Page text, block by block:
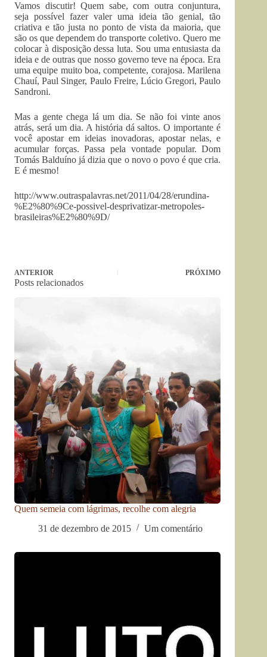
Vamos discutir! Quem sabe, com outra conjuntura,
seja possível fazer valer uma ideia tão genial, tão
criativa e tão justa no ponto de vista da maioria, que
são os que dependem do transporte coletivo. Quero me
colocar à disposição dessa luta. Sou uma entusiasta da
ideia e de outras que nosso governo teve na época. Era
uma equipe muito boa, competente, corajosa. Marilena
Chauí, Paul Singer, Paulo Freire, Lúcio Gregori, Paulo
Sandroni.
Mas a gente chega lá um dia. Se não foi vinte anos
atrás, será um dia. A história dá saltos. O importante é
você apostar em ideias inovadoras, apostar nelas, e
acumular forças. Passa pela vontade popular. Dom
Tomás Balduíno já dizia que o novo o povo é que cria.
E é mesmo!
http://www.outraspalavras.net/2011/04/28/erundina-
%E2%80%9Ce-possivel-desprivatizar-metropoles-
brasileiras%E2%80%9D/
ANTERIOR PRÓXIMO
Posts relacionados
Quem semeia com lágrimas, recolhe com alegria
31 de dezembro de 2015
Um comentário